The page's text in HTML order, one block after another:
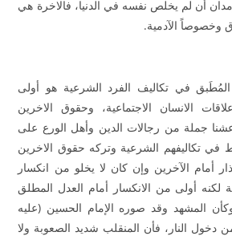
أن لم يخلص نفسه في الدنيا، فالاخرة هي
وخصوصاً الآدمية.
في تكاليف الفرد الشرعية هو أولى
الانسان الاجتماعية، وحقوق الاخرين
عشنا جملة من رجالات الدين وأهل الورع على
في تكاليفهم الشرعية وتركه حقوق الاخرين
أمام الآخرين وإن كان لا يخلو من انكسار
لكنه أولى من الانكسار أمام العدل المطلق
المشهد وقد صوره الإمام الحسين (عليه
دخول النار، فأن المنقلب شديد الصعوبة ولا